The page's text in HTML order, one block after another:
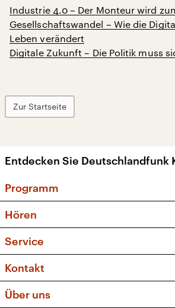
Industrie 4.0 – Der Monteur wird
Gesellschaftswandel – Wie die
Leben verändert
Digitale Zukunft – Die Politik muss
Zur Startseite
Entdecken Sie Deutschlandfunk
Programm
Sendungen und Podcasts
Musikliste
Kakadu – Das
Hören
Frequenzen (UKW + DAB+)
Service
FAQ
Apps
Newsletter
Kontakt
Über uns